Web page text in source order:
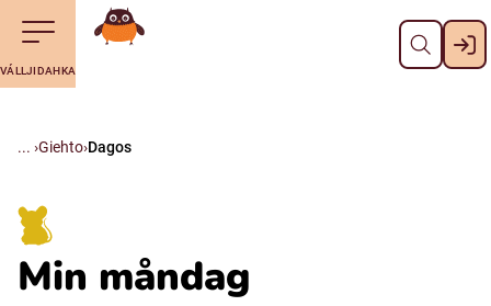
Till navigering av sidans innehåll
Till övergripande innehåll för webbplatsen Dahpa
Suomi (Finska)
Julevsámegiella (Lulesamiska)
VÁLLJIDAHKA
Maná álggobälláj
Giehto Dagos
Min måndag